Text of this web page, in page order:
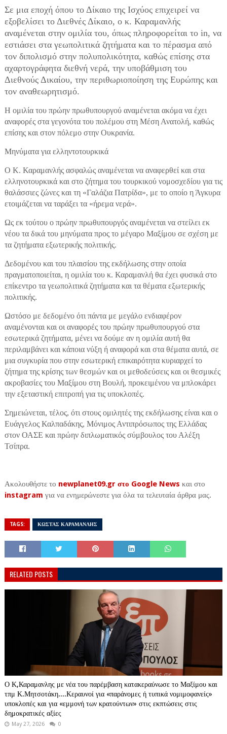
Σε μια εποχή όπου το Δίκαιο της Ισχύος επιχειρεί να
εξοβελίσει το Διεθνές Δίκαιο, ο κ. Καραμανλής
αναμένεται στην ομιλία του, όπως πληροφορείται το in, να
εστιάσει στα γεωπολιτικά ζητήματα και το πέρασμα από
τον διπολισμό στην πολυπολικότητα, καθώς επίσης στα
αχαρτογράφητα διεθνή νερά, την υποβάθμιση του
Διεθνούς Δικαίου, την περιθωριοποίηση της Ευρώπης και
τον αναθεωρητισμό.
Η ομιλία του πρώην πρωθυπουργού αναμένεται ακόμα να έχει
αναφορές στα γεγονότα του πολέμου στη Μέση Ανατολή, καθώς
επίσης και στον πόλεμο στην Ουκρανία.
Μηνύματα για ελληντοτουρκικά
Ο Κ. Καραμανλής ασφαλώς αναμένεται να αναφερθεί και στα
ελληνοτουρκικά και στο ζήτημα του τουρκικού νομοσχεδίου για τις
θαλάσσιες ζώνες και τη «Γαλάζια Πατρίδα», με το οποίο η Άγκυρα
ετοιμάζεται να ταράξει τα «ήρεμα νερά».
Ως εκ τούτου ο πρώην πρωθυπουργός αναμένεται να στείλει εκ
νέου τα δικά του μηνύματα προς το μέγαρο Μαξίμου σε σχέση με
τα ζητήματα εξωτερικής πολιτικής.
Δεδομένου και του πλαισίου της εκδήλωσης στην οποία
πραγματοποιείται, η ομιλία του κ. Καραμανλή θα έχει φυσικά στο
επίκεντρο τα γεωπολιτικά ζητήματα και τα θέματα εξωτερικής
πολιτικής.
Ωστόσο με δεδομένο ότι πάντα με μεγάλο ενδιαφέρον
αναμένονται και οι αναφορές του πρώην πρωθυπουργού στα
εσωτερικά ζητήματα, μένει να δούμε αν η ομιλία αυτή θα
περιλαμβάνει και κάποια νύξη ή αναφορά και στα θέματα αυτά, σε
μια συγκυρία που στην εσωτερική επικαιρότητα κυριαρχεί το
ζήτημα της κρίσης των θεσμών και οι μεθοδεύσεις και οι θεσμικές
ακροβασίες του Μαξίμου στη Βουλή, προκειμένου να μπλοκάρει
την εξεταστική επιτροπή για τις υποκλοπές.
Σημειώνεται, τέλος, ότι στους ομιλητές της εκδήλωσης είναι και ο
Ευάγγελος Καλπαδάκης, Μόνιμος Αντιπρόσωπος της Ελλάδας
στον ΟΑΣΕ και πρώην διπλωματικός σύμβουλος του Αλέξη
Τσίπρα.
Ακολουθήστε το newplanet09.gr στο Google News και στο
instagram για να ενημερώνεστε για όλα τα τελευταία άρθρα μας.
TAGS: ΚΩΣΤΑΣ ΚΑΡΑΜΑΝΛΗΣ
RELATED POSTS
Ο Κ,Καραμανλης με νέα του παρέμβαση κατακεραύνωσε το Μαξίμου και
τπμ Κ.Μητσοτάκη....Κεραυνοί για «παράνομες ή τυπικά νομιμοφανείς»
υποκλοπές και για «εμμονή των κρατούντων» στις εκπτώσεις στις
δημοκρατικές αξίες
May 27, 2026 0